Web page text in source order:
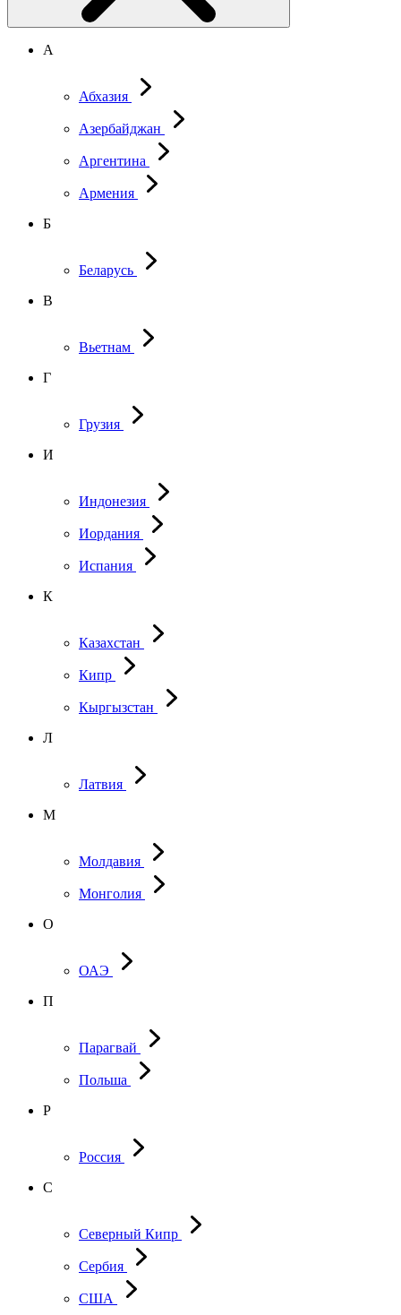
А
Абхазия
Азербайджан
Аргентина
Армения
Б
Беларусь
В
Вьетнам
Г
Грузия
И
Индонезия
Иордания
Испания
К
Казахстан
Кипр
Кыргызстан
Л
Латвия
М
Молдавия
Монголия
О
ОАЭ
П
Парагвай
Польша
Р
Россия
С
Северный Кипр
Сербия
США